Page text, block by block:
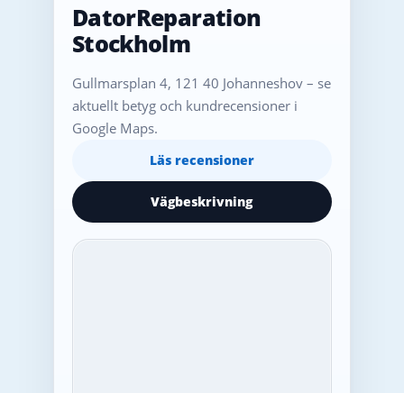
DatorReparation
Stockholm
Gullmarsplan 4, 121 40 Johanneshov – se
aktuellt betyg och kundrecensioner i
Google Maps.
Läs recensioner
Vägbeskrivning